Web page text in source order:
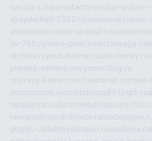
naruto-x.rupursefactory.rutor-lyubov-
spayderhed-2022.ru movieone.ruevro-
webamator.ru ma-absolut1.ru
nv-750.ru news-plain.ru nertansaga.ru
dizfiles.ruyoutubefree.ruaria-family.ru
planeta-samara.ru mysmartbuy.ru
matrasy-kemerovo.ruashanet.ru
dotcustoms.rudomizbrusa9x12spb.ru
narasimha.rudjcommodities.ru nv750.ru
newsplain.rucardvoice.ru
gbget.rualfeihavsalnassr.ru madoma.ru